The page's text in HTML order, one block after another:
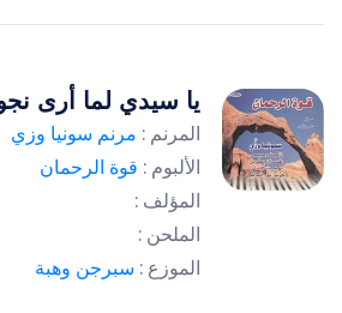
يا سيدي لما أرى
المرنم : مرنم سونيا وزي
الألبوم : قوة الرحمان
المؤلف :
الملحن :
الموزع : سبرجن وهبة